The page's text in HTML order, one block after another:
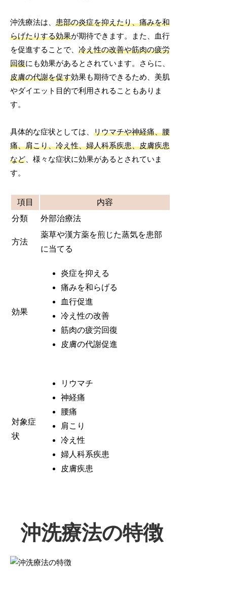
沖洗療法は、患部の炎症を抑えたり、痛みを和
らげたりする効果が期待できます。また、血行
を促進することで、冷え性の改善や筋肉の疲労
回復にも効果があるとされています。さらに、
皮膚の代謝を促す効果も期待できるため、美肌
やダイエット目的で利用されることもありま
す。
具体的な症状としては、リウマチや神経痛、腰
痛、肩こり、冷え性、婦人科系疾患、皮膚疾患
など 、様々な症状に効果があるとされていま
す。
項目
内容
分類
外部治療法
方法
薬草や漢方薬を煎じた蒸気を患部
に当てる
効果
炎症を抑える
痛みを和らげる
血行促進
冷え性の改善
筋肉の疲労回復
皮膚の代謝促進
対象症
状
リウマチ
神経痛
腰痛
肩こり
冷え性
婦人科系疾患
皮膚疾患
沖洗療法の特徴